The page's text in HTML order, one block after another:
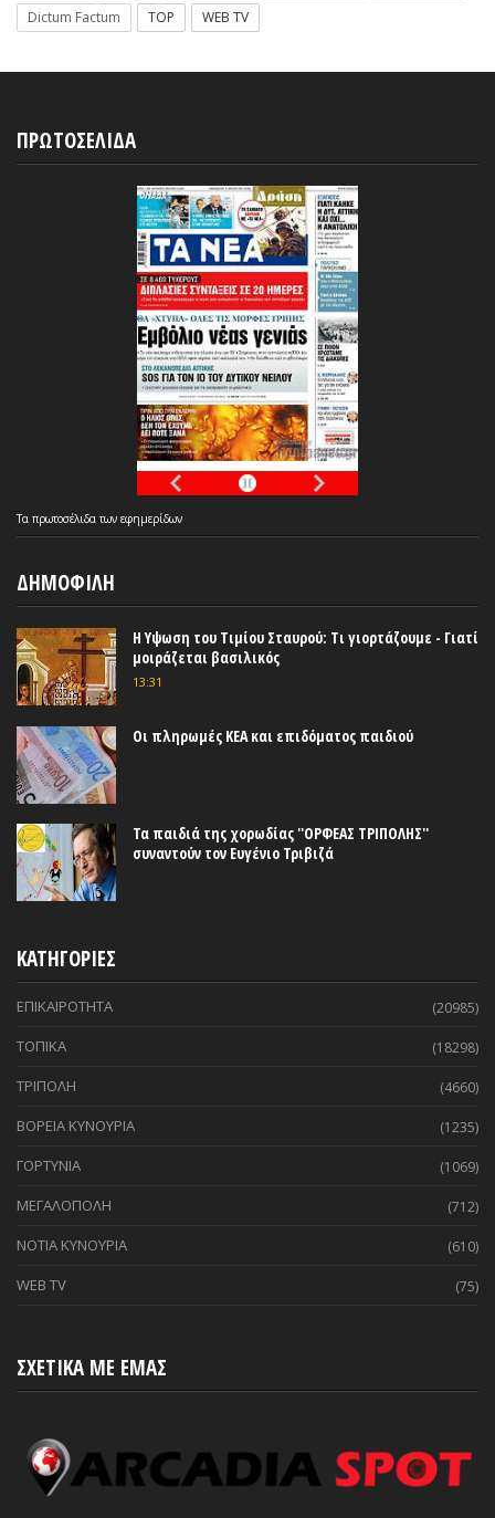
Dictum Factum
TOP WEB TV
ΠΡΩΤΟΣΕΛΙΔΑ
Τα πρωτοσέλιδατων εφημερίδων
ΔΗΜΟΦΙΛΗ
Η Υψωση του Τιμίου Σταυρού: Τι γιορτάζουμε - Γιατί
μοιράζεται βασιλικός
13:31
Οι πληρωμές ΚΕΑ και επιδόματος παιδιού
Τα παιδιά της χορωδίας ''ΟΡΦΕΑΣ ΤΡΙΠΟΛΗΣ''
συναντούν τον Ευγένιο Τριβιζά
ΚΑΤΗΓΟΡΙΕΣ
ΕΠΙΚΑΙΡΟΤΗΤΑ (20985)
ΤΟΠΙΚΑ (18298)
ΤΡΙΠΟΛΗ (4660)
ΒΟΡΕΙΑ ΚΥΝΟΥΡΙΑ (1235)
ΓΟΡΤΥΝΙΑ (1069)
ΜΕΓΑΛΟΠΟΛΗ (712)
ΝΟΤΙΑ ΚΥΝΟΥΡΙΑ (610)
WEB TV (75)
ΣΧΕΤΙΚΑ ΜΕ ΕΜΑΣ